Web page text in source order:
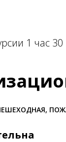
1 час